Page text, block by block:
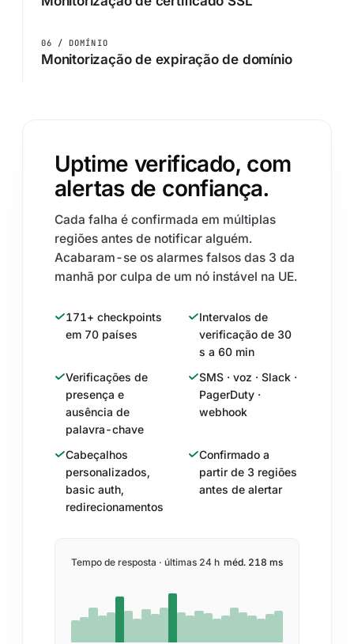
06 / DOMÍNIO
Monitorização de expiração de domínio
Uptime verificado, com
alertas de confiança.
Cada falha é confirmada em múltiplas
regiões antes de notificar alguém.
Acabaram-se os alarmes falsos das 3 da
manhã por culpa de um nó instável na UE.
171+ checkpoints
em 70 países
Intervalos de
verificação de 30
s a 60 min
Verificações de
presença e
ausência de
palavra-chave
SMS · voz · Slack ·
PagerDuty ·
webhook
Cabeçalhos
personalizados,
basic auth,
redirecionamentos
Confirmado a
partir de 3 regiões
antes de alertar
Tempo de resposta · últimas 24 h méd. 218 ms